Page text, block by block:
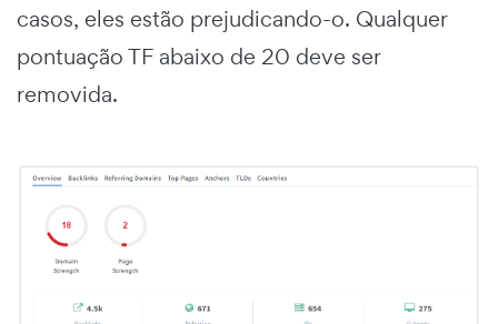
casos, eles estão prejudicando-o. Qualquer
pontuação TF abaixo de 20 deve ser
removida.